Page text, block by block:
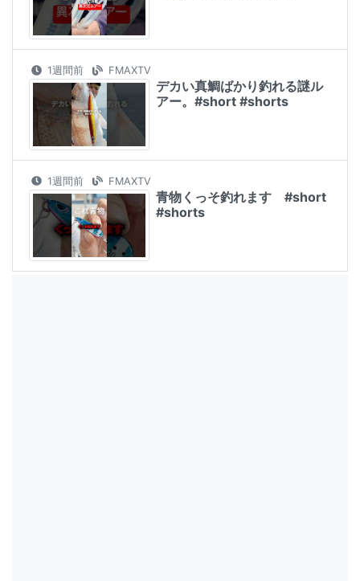
1週間前 FMAXTV
デカい真鯛ばかり釣れる謎ル
アー。#short #shorts
1週間前 FMAXTV
青物くっそ釣れます #short
#shorts